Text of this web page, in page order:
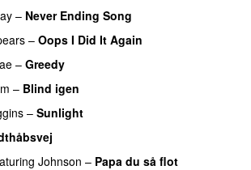
– Never Ending Song
– Oops I Did It Again
– Greedy
– Blind igen
– Sunlight
Johnson – Papa du så flot